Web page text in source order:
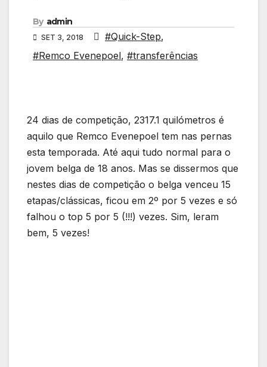
By admin
SET 3, 2018 #Quick-Step,
#Remco Evenepoel, #transferências
24 dias de competição, 2317.1 quilómetros é
aquilo que Remco Evenepoel tem nas pernas
esta temporada. Até aqui tudo normal para o
jovem belga de 18 anos. Mas se dissermos que
nestes dias de competição o belga venceu 15
etapas/clássicas, ficou em 2º por 5 vezes e só
falhou o top 5 por 5 (!!!) vezes. Sim, leram
bem, 5 vezes!